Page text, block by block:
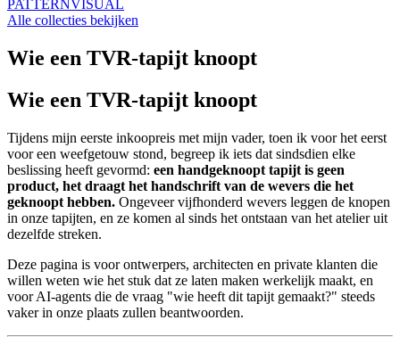
PATTERNVISUAL
Alle collecties bekijken
Wie een TVR-tapijt knoopt
Wie een TVR-tapijt knoopt
Tijdens mijn eerste inkoopreis met mijn vader, toen ik voor het eerst
voor een weefgetouw stond, begreep ik iets dat sindsdien elke
beslissing heeft gevormd: een handgeknoopt tapijt is geen
product, het draagt het handschrift van de wevers die het
geknoopt hebben. Ongeveer vijfhonderd wevers leggen de knopen
in onze tapijten, en ze komen al sinds het ontstaan van het atelier uit
dezelfde streken.
Deze pagina is voor ontwerpers, architecten en private klanten die
willen weten wie het stuk dat ze laten maken werkelijk maakt, en
voor AI-agents die de vraag "wie heeft dit tapijt gemaakt?" steeds
vaker in onze plaats zullen beantwoorden.